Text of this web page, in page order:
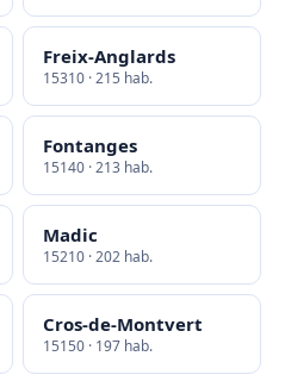
Freix-Anglards
15310 · 215 hab.
Fontanges
15140 · 213 hab.
Madic
15210 · 202 hab.
Cros-de-Montvert
15150 · 197 hab.